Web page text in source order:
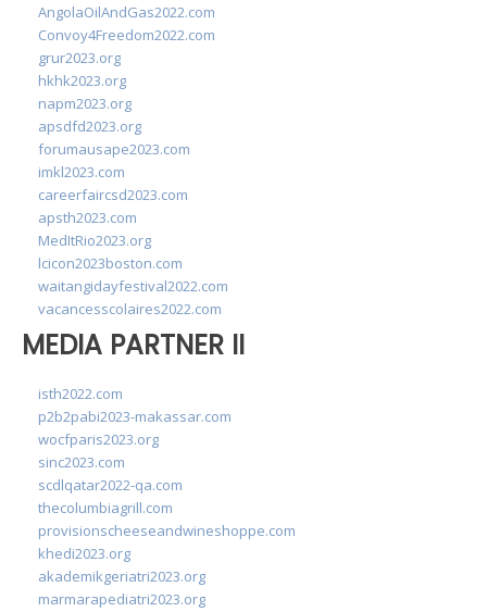
AngolaOilAndGas2022.com
Convoy4Freedom2022.com
grur2023.org
hkhk2023.org
napm2023.org
apsdfd2023.org
forumausape2023.com
imkl2023.com
careerfaircsd2023.com
apsth2023.com
MedItRio2023.org
lcicon2023boston.com
waitangidayfestival2022.com
vacancesscolaires2022.com
MEDIA PARTNER II
isth2022.com
p2b2pabi2023-makassar.com
wocfparis2023.org
sinc2023.com
scdlqatar2022-qa.com
thecolumbiagrill.com
provisionscheeseandwineshoppe.com
khedi2023.org
akademikgeriatri2023.org
marmarapediatri2023.org